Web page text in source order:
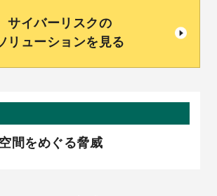
サイバーリスクの
リューションを見る
間をめぐる脅威